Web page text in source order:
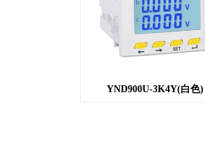
YND900U-3K4Y(白色)